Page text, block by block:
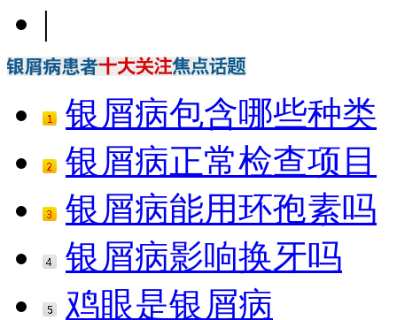
|
银屑病包含哪些种类
银屑病正常检查项目
银屑病能用环孢素吗
银屑病影响换牙吗
鸡眼是银屑病